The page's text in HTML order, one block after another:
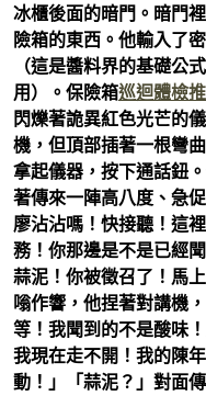
冰櫃後面的暗門。暗門
險箱的東西。他輸入了
（這是醬料界的基礎公
用）。保險箱巡迴體檢
閃爍著詭異紅色光芒的
機，但頂部插著一根彎
拿起儀器，按下通話鈕
著傳來一陣高八度、急
廖沾沾嗎！快接聽！這
務！你那邊是不是已經
蒜泥！你被徵召了！馬
嗡作響，他捏著對講機
等！我聞到的不是酸味
我現在走不開！我的陳
動！」「蒜泥？」對面